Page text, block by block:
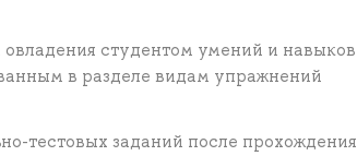
студентом умений и
в разделе видам упражнений
тестовых заданий после